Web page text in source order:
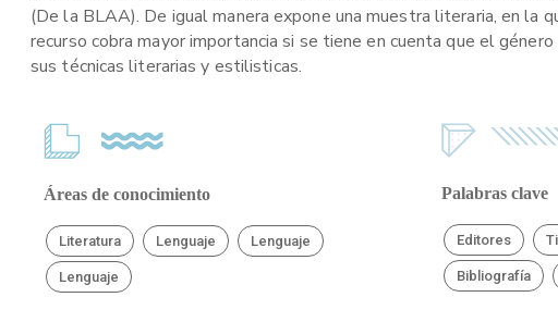
(De la BLAA). De igual manera expone una muestra literaria, en la
recurso cobra mayor importancia si se tiene en cuenta que el
sus técnicas literarias y estilisticas.
Áreas de conocimiento
Literatura Lenguaje Lenguaje
Lenguaje
Palabras clave
Editores
Bibliografía